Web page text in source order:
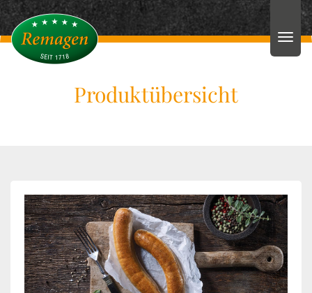
Produktübersicht